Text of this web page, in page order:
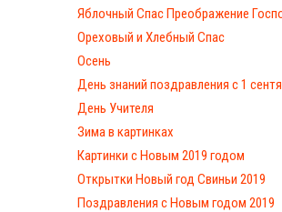
Яблочный Спас Преображение
Ореховый и Хлебный Спас
Осень
День знаний поздравления с 1
День Учителя
Зима в картинках
Картинки с Новым 2019 годом
Открытки Новый год Свиньи 2019
Поздравления с Новым годом 2019